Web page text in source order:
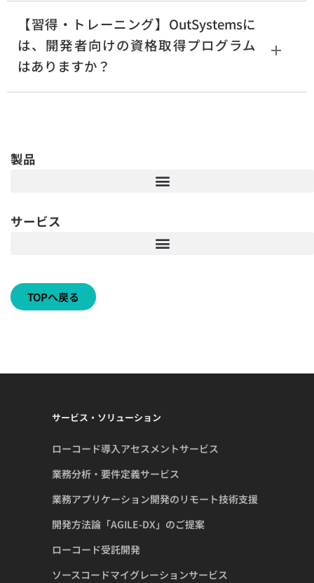
【習得・トレーニング】OutSystemsに
は、開発者向けの資格取得プログラム
はありますか？
製品
サービス
TOPへ戻る
サービス・ソリューション
ローコード導入アセスメントサービス
業務分析・要件定義サービス
業務アプリケーション開発のリモート技術支援
開発方法論「AGILE-DX」のご提案
ローコード受託開発
ソースコードマイグレーションサービス